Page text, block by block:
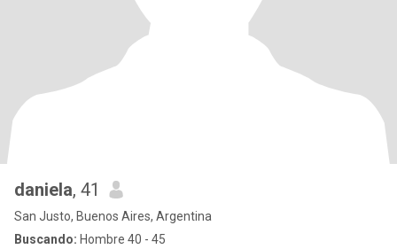
daniela, 41
San Justo, Buenos Aires, Argentina
Buscando: Hombre 40 - 45